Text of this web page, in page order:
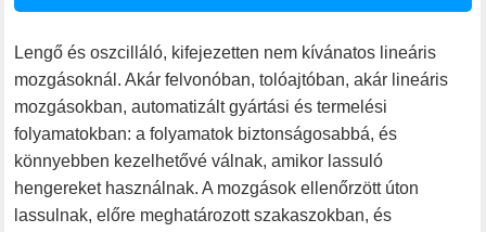
Lengő és oszcilláló, kifejezetten nem kívánatos lineáris
mozgásoknál. Akár felvonóban, tolóajtóban, akár lineáris
mozgásokban, automatizált gyártási és termelési
folyamatokban: a folyamatok biztonságosabbá, és
könnyebben kezelhetővé válnak, amikor lassuló
hengereket használnak. A mozgások ellenőrzött úton
lassulnak, előre meghatározott szakaszokban, és